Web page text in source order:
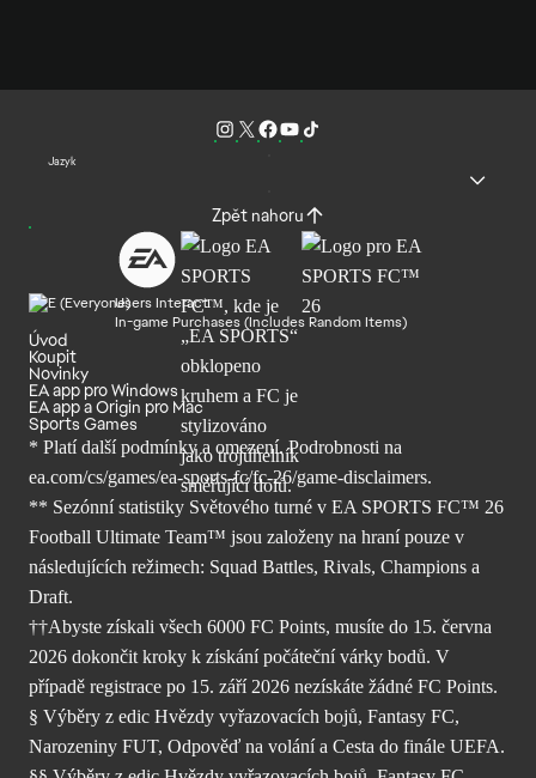
Jazyk
Zpět nahoru
Users Interact
In-game Purchases (Includes Random Items)
Úvod
Koupit
Novinky
EA app pro Windows
EA app a Origin pro Mac
Sports Games
* Platí další podmínky a omezení. Podrobnosti na
ea.com/cs/games/ea-sports-fc/fc-26/game-disclaimers.
** Sezónní statistiky Světového turné v EA SPORTS FC™ 26
Football Ultimate Team™ jsou založeny na hraní pouze v
následujících režimech: Squad Battles, Rivals, Champions a
Draft.
††Abyste získali všech 6000 FC Points, musíte do 15. června
2026 dokončit kroky k získání počáteční várky bodů. V
případě registrace po 15. září 2026 nezískáte žádné FC Points.
§ Výběry z edic Hvězdy vyřazovacích bojů, Fantasy FC,
Narozeniny FUT, Odpověď na volání a Cesta do finále UEFA.